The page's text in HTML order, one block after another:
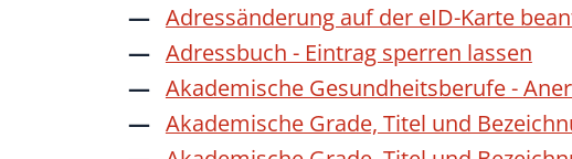
Adressänderung auf der eID-Karte
Adressbuch - Eintrag sperren lassen
Akademische Gesundheitsberufe -
Akademische Grade, Titel und